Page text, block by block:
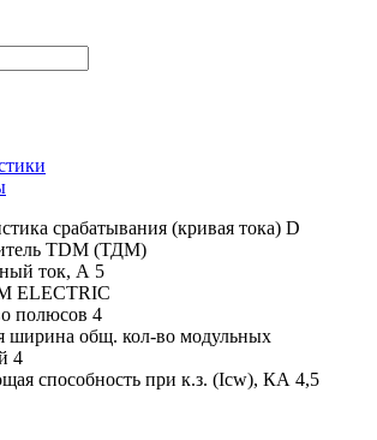
срабатывания (кривая тока) D
TDM (ТДМ)
ток, А 5
ELECTRIC
полюсов 4
ширина общ. кол-во модульных
4
способность при к.з. (Icw), КА 4,5